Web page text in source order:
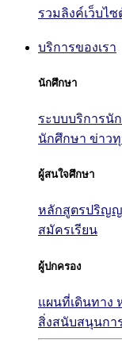
รวมลิงค์เว็บไ
บริการของเรา
นักศึกษา
ระบบบริการนั
นักศึกษา ข่าว
ผู้สนใจศึกษา
หลักสูตรปริญ
สมัครเรียน
ผู้ปกครอง
แผนที่เดินทาง
สิ่งสนับสนุนกา